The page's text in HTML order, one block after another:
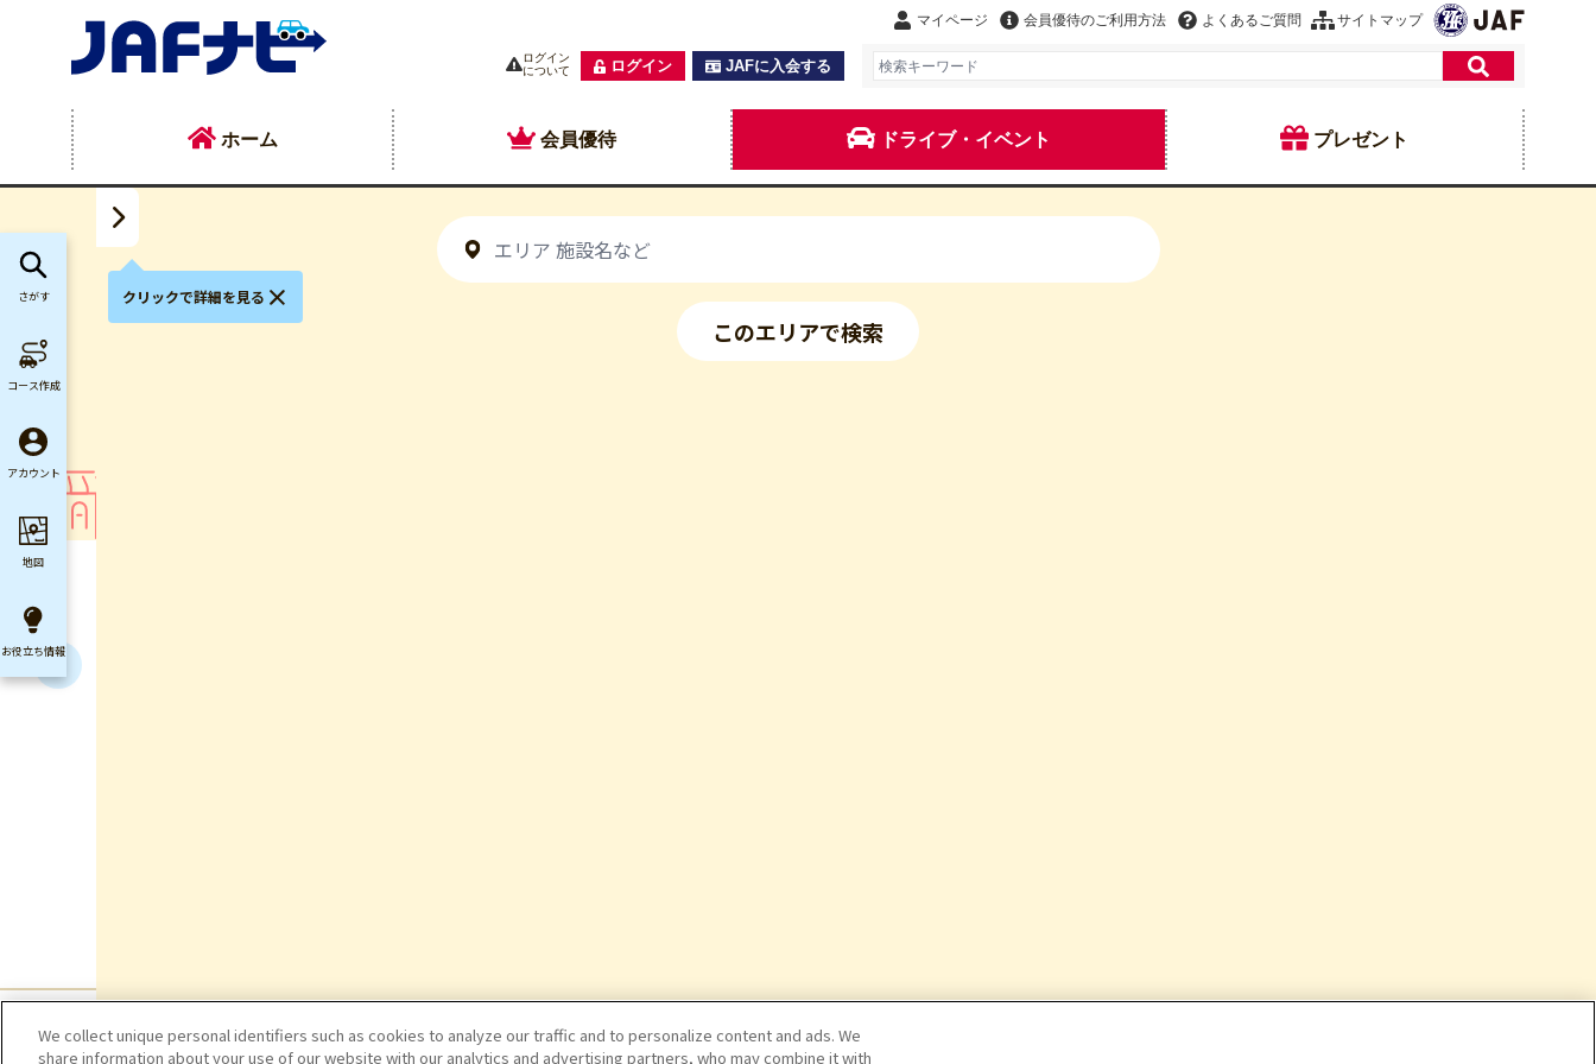
マイページ 会員優待のご利用方法 よくあるご質問 サイトマップ
ログイン
について
ログイン JAFに入会する
ホーム 会員優待 ドライブ・イベント プレゼント
このエリアで検索
クリックで詳細を見る
さがす
コース作成
アカウント
地図
お役立ち情報
We collect unique personal identifiers such as cookies to analyze our traffic and to personalize content and ads. We
share information about your use of our website with our analytics and advertising partners, who may combine it with